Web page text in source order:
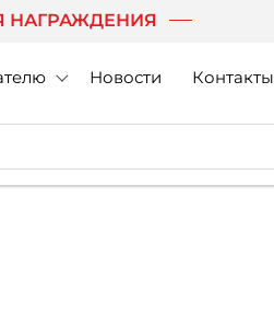
НАГРАЖДЕНИЯ
Новости Контакты